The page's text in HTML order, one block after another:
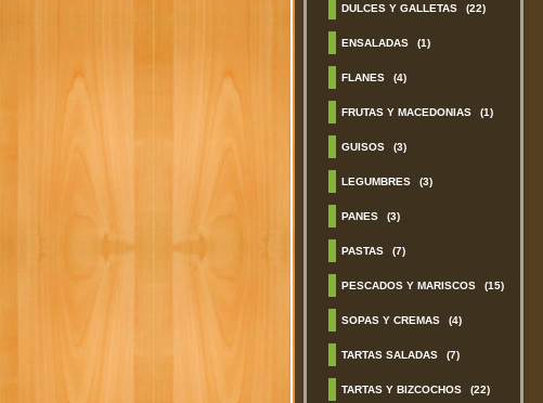
DULCES Y GALLETAS (22)
ENSALADAS (1)
FLANES (4)
FRUTAS Y MACEDONIAS (1)
GUISOS (3)
LEGUMBRES (3)
PANES (3)
PASTAS (7)
PESCADOS Y MARISCOS (15)
SOPAS Y CREMAS (4)
TARTAS SALADAS (7)
TARTAS Y BIZCOCHOS (22)